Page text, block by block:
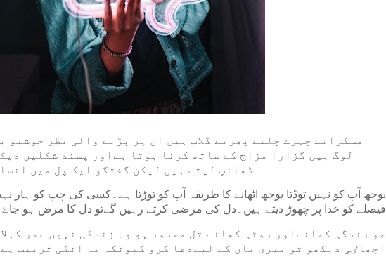
مسکراتے چہرے چلتے پھرتے گلاب ہیں ان پر پڑنے والی نظر خوشبو
لوگ ہیں گزارا مزاج کے ساتھ کرنا ہوتا ہےاور پسند شکلیں
ڈھانپ لیتے ہیں لیکن گفتگو ایک پل میں
بوجھ آپ کو نہیں توڈتا بوجھ اٹھانے کا طریقہ آپ کو توڑتا ہے۔کسی کی چپ کو ہار
فیصلے کو خدا پر چھوڑ دیتے ہیں۔دل کی مرضی کرتے رہیں گےتو دل کا مرض ہو جاۓ
جو زندگی کمانےاور روٹی کھانے تل محدود ہو وہ زندگی نہیں عمر
اچھاٸی دیکھو تو میری ماں کے لیےدعا کرو کیونکہ یہ انکی تربیت